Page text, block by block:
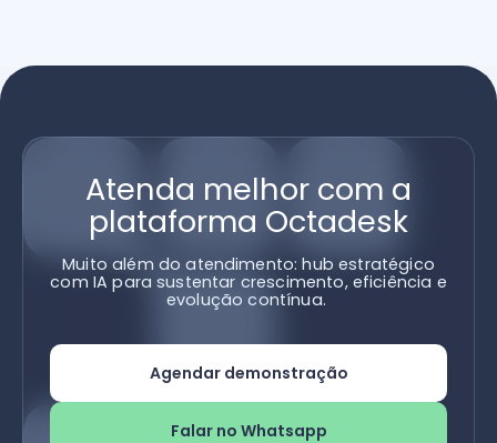
Atenda melhor com a
plataforma Octadesk
Muito além do atendimento: hub estratégico
com IA para sustentar crescimento, eficiência e
evolução contínua.
Agendar demonstração
Falar no Whatsapp